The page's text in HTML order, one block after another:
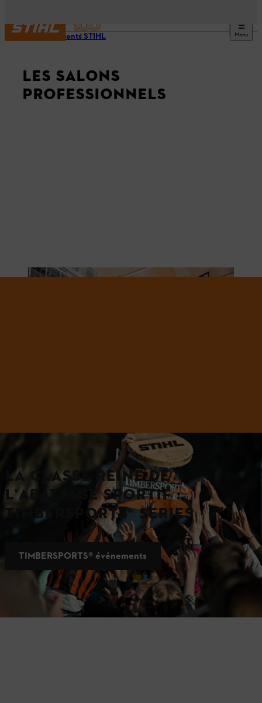
Menu
Événements STIHL
LES SALONS
PROFESSIONNELS
LA CLASSE REINE DE
L'ABATTAGE SPORTIF :
TIMBERSPORTS® SERIES
TIMBERSPORTS® événements
Plus de l'univers STIHL